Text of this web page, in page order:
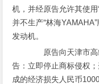
机，并经原告允许其使
并不生产“林海
发动机。
原告向天津市高
告：立即停止商标侵权
成的经济损失人民币